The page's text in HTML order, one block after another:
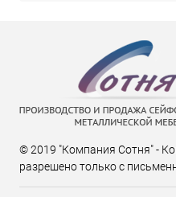
© 2019 "Компания Сотня" -
разрешено только с